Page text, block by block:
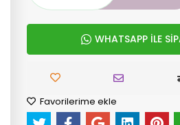
WHATSAPP İLE
Favorilerime ekle